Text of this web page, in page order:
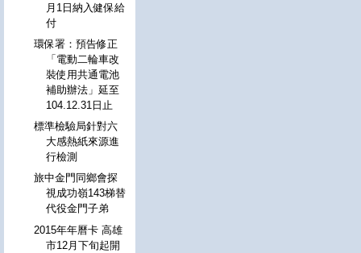
月1日納入健保給
付
環保署：預告修正
「電動二輪車改
裝使用共通電池
補助辦法」延至
104.12.31日止
標準檢驗局針對六
大感熱紙來源進
行檢測
旅中金門同鄉會探
視成功嶺143梯替
代役金門子弟
2015年年曆卡 高雄
市12月下旬起開